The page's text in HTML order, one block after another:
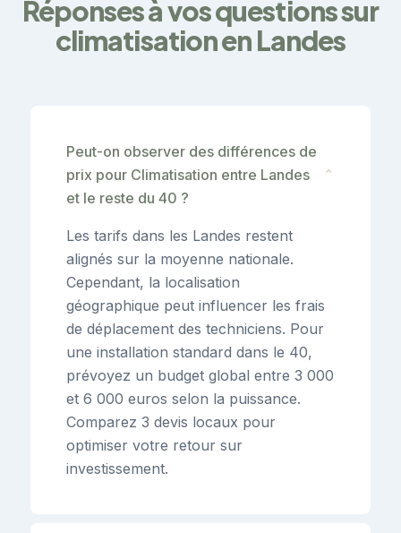
Réponses à vos questions sur
climatisation en Landes
Peut-on observer des différences de
prix pour Climatisation entre Landes
et le reste du 40 ?
⌄
Les tarifs dans les Landes restent
alignés sur la moyenne nationale.
Cependant, la localisation
géographique peut influencer les frais
de déplacement des techniciens. Pour
une installation standard dans le 40,
prévoyez un budget global entre 3 000
et 6 000 euros selon la puissance.
Comparez 3 devis locaux pour
optimiser votre retour sur
investissement.